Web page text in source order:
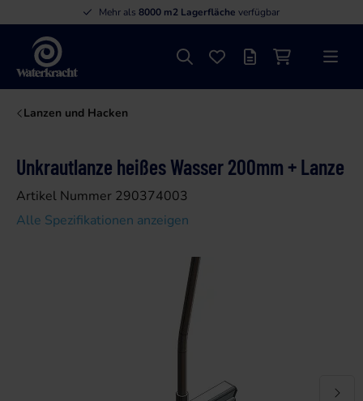
Mehr als8000 m2 Lagerfläche verfügbar
Waterkracht
SucheFavoritenAngebotslisteMenü
Lanzen und Hacken
Unkrautlanze heißes Wasser 200mm + Lanze
Artikel Nummer 290374003
Alle Spezifikationen anzeigen